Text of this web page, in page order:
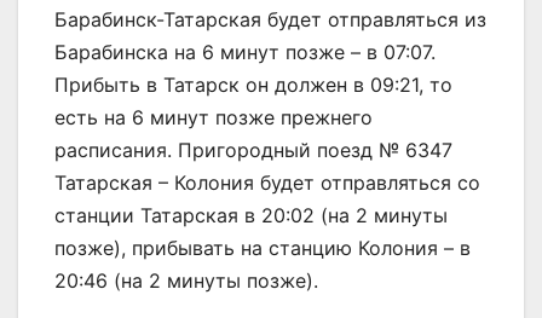
Барабинск-Татарская будет отправляться из
Барабинска на 6 минут позже – в 07:07.
Прибыть в Татарск он должен в 09:21, то
есть на 6 минут позже прежнего
расписания. Пригородный поезд № 6347
Татарская – Колония будет отправляться со
станции Татарская в 20:02 (на 2 минуты
позже), прибывать на станцию Колония – в
20:46 (на 2 минуты позже).